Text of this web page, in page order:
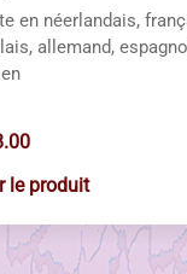
en néerlandais,
allemand,
le produit